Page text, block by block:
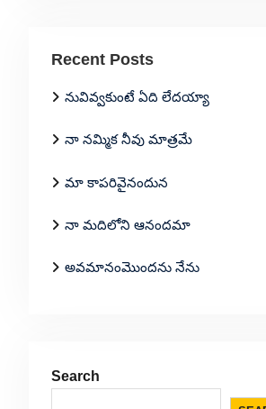
Recent Posts
నువివ్వకుంటే ఏది లేదయ్యా
నా నమ్మిక నీవు మాత్రమే
మా కాపరివైనందున
నా మదిలోని ఆనందమా
అవమానంమొందను నేను
Search